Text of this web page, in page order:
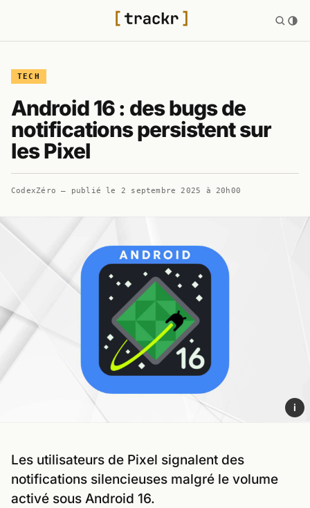
TECH
Android 16 : des bugs de
notifications persistent sur
les Pixel
CodexZéro — publié le 2 septembre 2025 à 20h00
i
Les utilisateurs de Pixel signalent des
notifications silencieuses malgré le volume
activé sous Android 16.